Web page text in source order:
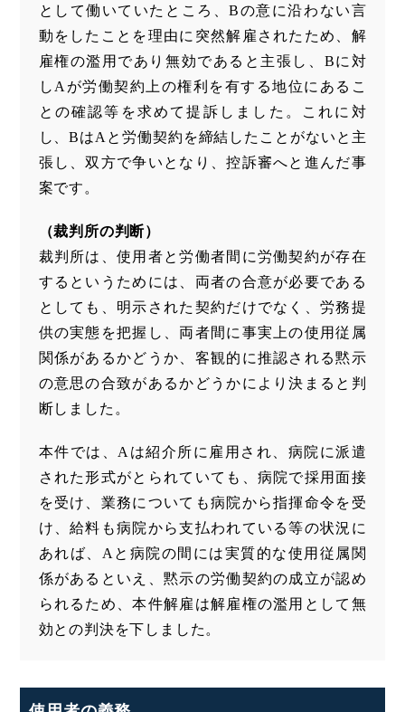
として働いていたところ、Bの意に沿わない言
動をしたことを理由に突然解雇されたため、解
雇権の濫用であり無効であると主張し、Bに対
しAが労働契約上の権利を有する地位にあるこ
との確認等を求めて提訴しました。これに対
し、BはAと労働契約を締結したことがないと主
張し、双方で争いとなり、控訴審へと進んだ事
案です。
（裁判所の判断）
裁判所は、使用者と労働者間に労働契約が存在
するというためには、両者の合意が必要である
としても、明示された契約だけでなく、労務提
供の実態を把握し、両者間に事実上の使用従属
関係があるかどうか、客観的に推認される黙示
の意思の合致があるかどうかにより決まると判
断しました。
本件では、Aは紹介所に雇用され、病院に派遣
された形式がとられていても、病院で採用面接
を受け、業務についても病院から指揮命令を受
け、給料も病院から支払われている等の状況に
あれば、Aと病院の間には実質的な使用従属関
係があるといえ、黙示の労働契約の成立が認め
られるため、本件解雇は解雇権の濫用として無
効との判決を下しました。